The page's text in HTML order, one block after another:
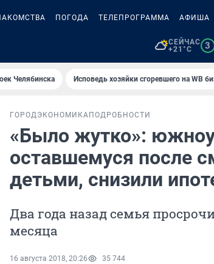
ПОГОДА ТЕЛЕПРОГРАММА АФИША
СЕЙЧАС
+21°C
3
Челябинска Исповедь хозяйки сгоревшего на WB
ГОРОДЭКОНОМИКА ПОДРОБНОСТИ
«Было жутко»:
оставшемуся после
детьми, снизили
Два года назад семья
месяца
16 августа 2018, 20:26 35 744